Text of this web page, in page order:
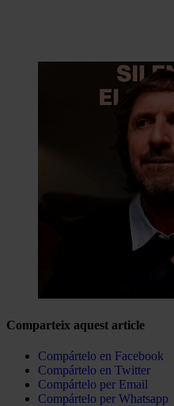
Comparteix aquest article
Compártelo en Facebook
Compártelo en Twitter
Compártelo per Email
Compártelo per Whatsapp